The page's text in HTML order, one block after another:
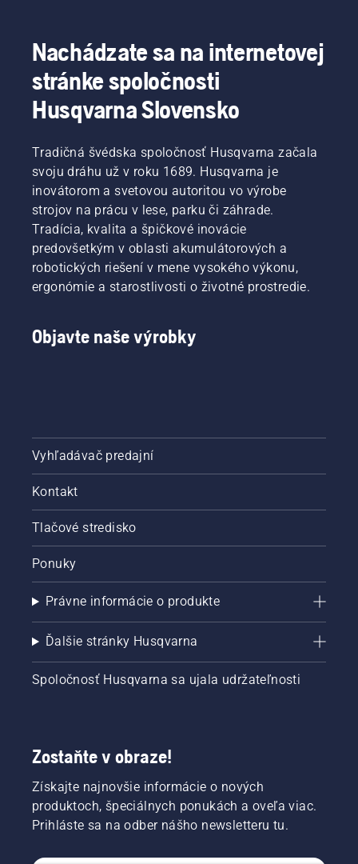
Nachádzate sa na internetovej
stránke spoločnosti
Husqvarna Slovensko
Tradičná švédska spoločnosť Husqvarna začala
svoju dráhu už v roku 1689. Husqvarna je
inovátorom a svetovou autoritou vo výrobe
strojov na prácu v lese, parku či záhrade.
Tradícia, kvalita a špičkové inovácie
predovšetkým v oblasti akumulátorových a
robotických riešení v mene vysokého výkonu,
ergonómie a starostlivosti o životné prostredie.
Objavte naše výrobky
Vyhľadávač predajní
Kontakt
Tlačové stredisko
Ponuky
Právne informácie o produkte
Ďalšie stránky Husqvarna
Spoločnosť Husqvarna sa ujala udržateľnosti
Zostaňte v obraze!
Získajte najnovšie informácie o nových
produktoch, špeciálnych ponukách a oveľa viac.
Prihláste sa na odber nášho newsletteru tu.